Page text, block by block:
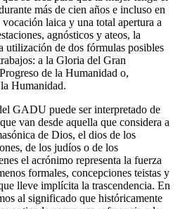
más de cien años e incluso en
laica y una total apertura a
agnósticos y ateos, la
utilización de dos fórmulas posibles
a la Gloria del Gran
de la Humanidad o,
Humanidad.
GADU puede ser interpretado de
van desde aquella que considera a
de Dios, el dios de los
de los judíos o de los
el acrónimo representa la fuerza
formales, concepciones teistas y
lleve implícita la trascendencia. En
al significado que históricamente